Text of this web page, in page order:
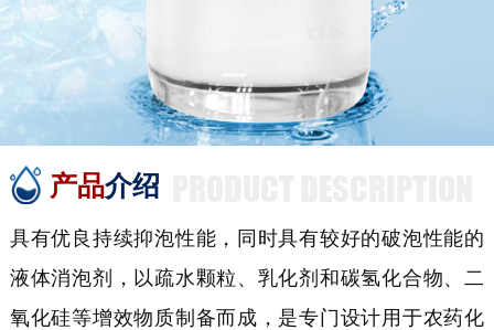
产品介绍
具有优良持续抑泡性能，同时具有较好的破泡性能的
液体消泡剂，以疏水颗粒、乳化剂和碳氢化合物、二
氧化硅等增效物质制备而成，是专门设计用于农药化